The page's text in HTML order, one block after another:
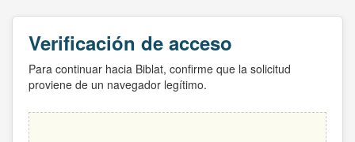
Verificación de acceso
Para continuar hacia Biblat, confirme que la solicitud
proviene de un navegador legítimo.